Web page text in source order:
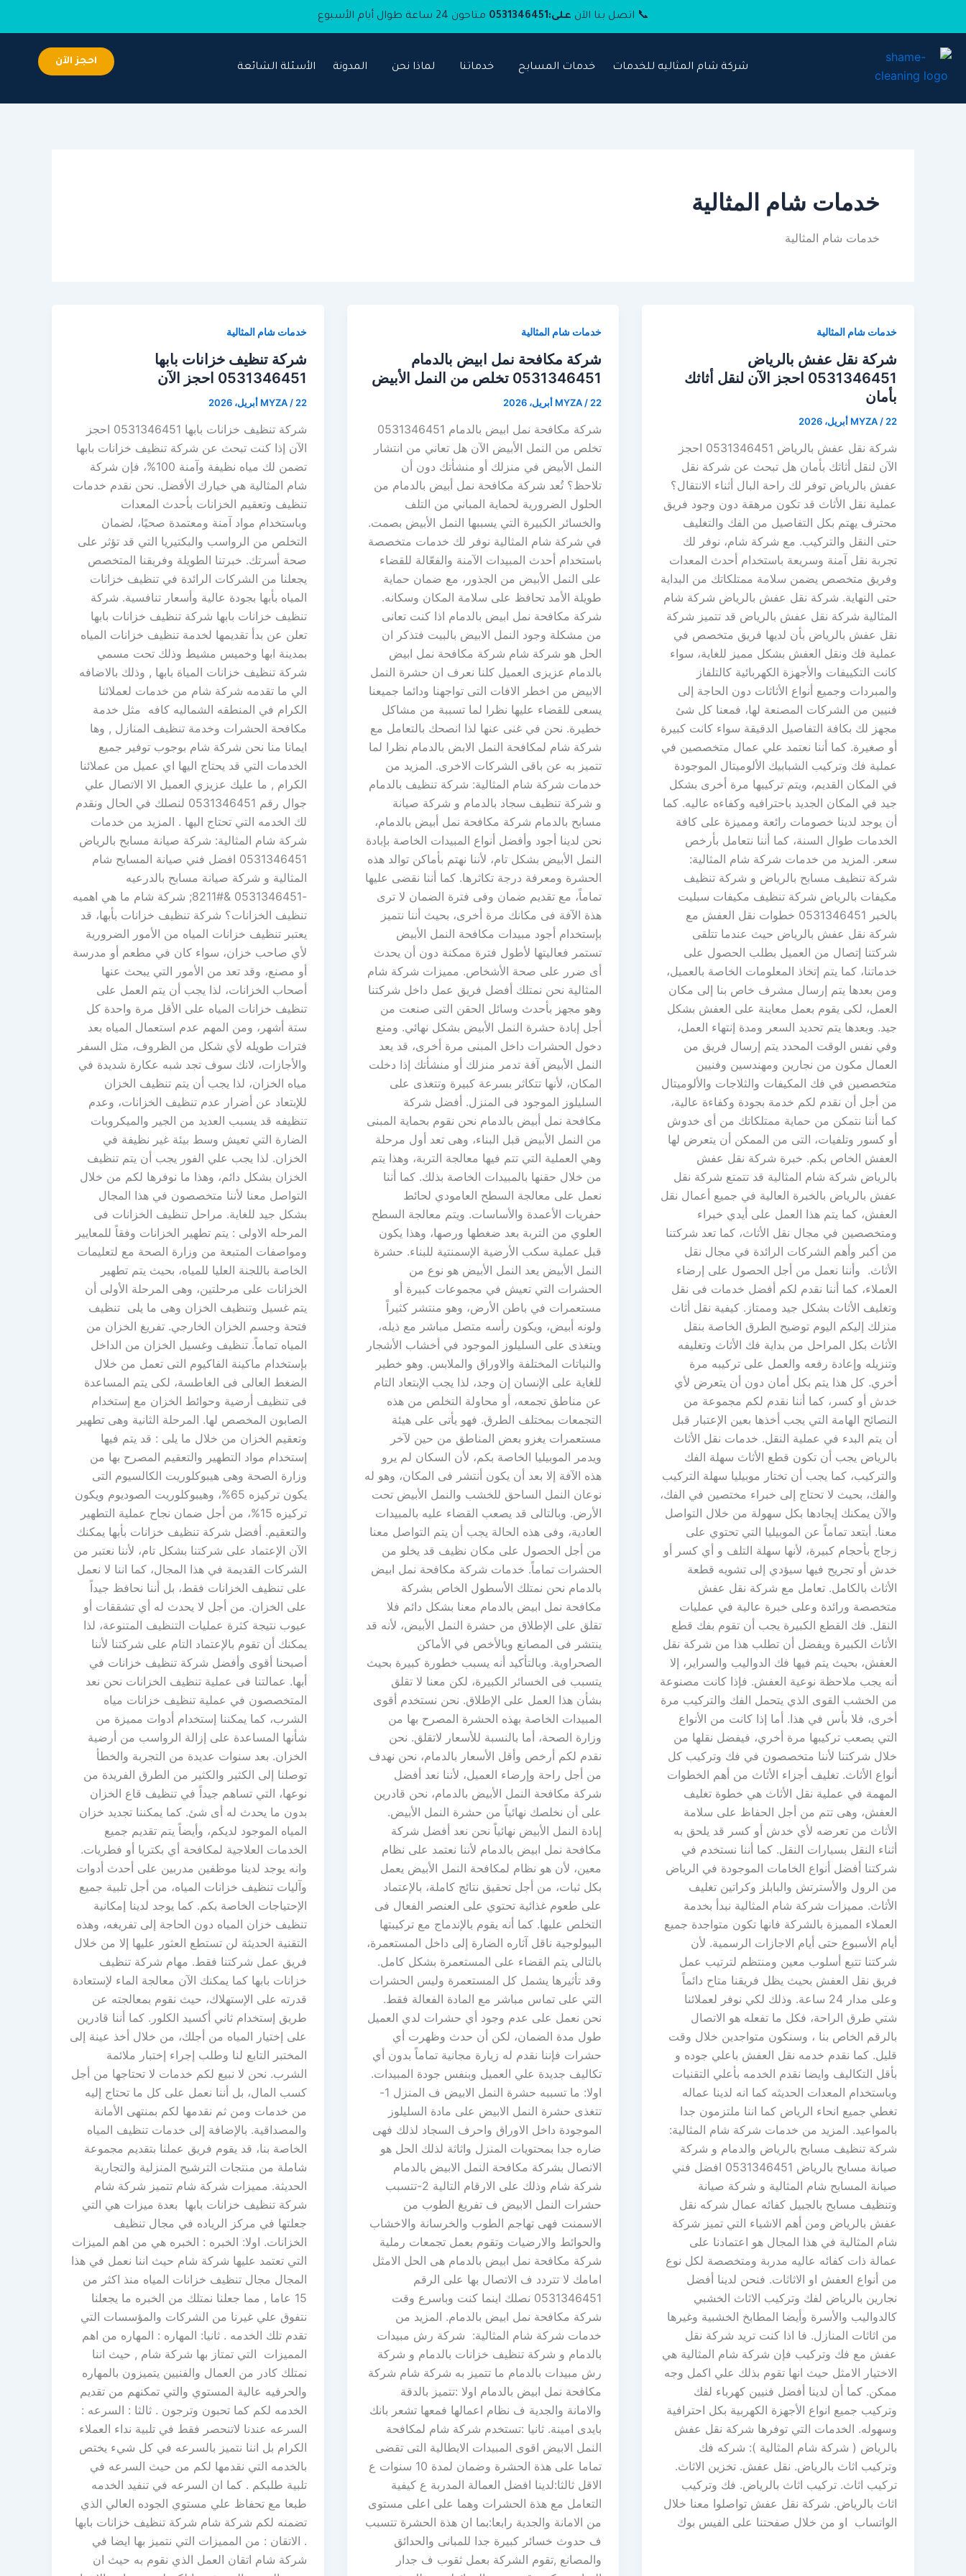
المحتوى
📞 اتصل بنا الآن على:0531346451 متاحون 24 ساعة طوال أيام الأسبوع
شركة شام المثاليه للخدمات خدمات المسابح خدماتنا لماذا نحن المدونة الأسئلة الشائعة
احجز الآن
خدمات شام المثالية
خدمات شام المثالية
خدمات شام المثالية
شركة نقل عفش بالرياض
0531346451 احجز الآن لنقل أثاثك
بأمان
MYZA / 22 أبريل، 2026
شركة نقل عفش بالرياض 0531346451 احجز
الآن لنقل أثاثك بأمان هل تبحث عن شركة نقل
عفش بالرياض توفر لك راحة البال أثناء الانتقال؟
عملية نقل الأثاث قد تكون مرهقة دون وجود فريق
محترف يهتم بكل التفاصيل من الفك والتغليف
حتى النقل والتركيب. مع شركة شام، نوفر لك
تجربة نقل آمنة وسريعة باستخدام أحدث المعدات
وفريق متخصص يضمن سلامة ممتلكاتك من البداية
حتى النهاية. شركة نقل عفش بالرياض شركة شام
المثالية شركة نقل عفش بالرياض قد تتميز شركة
نقل عفش بالرياض بأن لديها فريق متخصص في
عملية فك ونقل العفش بشكل مميز للغاية، سواء
كانت التكييفات والأجهزة الكهربائية كالتلفاز
والمبردات وجميع أنواع الأثاثات دون الحاجة إلى
فنيين من الشركات المصنعة لها، فمعنا كل شئ
مجهز لك بكافة التفاصيل الدقيقة سواء كانت كبيرة
أو صغيرة. كما أننا نعتمد علي عمال متخصصين في
عملية فك وتركيب الشبابيك الألوميتال الموجودة
في المكان القديم، ويتم تركيبها مرة أخرى بشكل
جيد في المكان الجديد باحترافيه وكفاءه عاليه. كما
أن يوجد لدينا خصومات رائعة ومميزة على كافة
الخدمات طوال السنة، كما أننا نتعامل بأرخص
سعر. المزيد من خدمات شركة شام المثالية:
شركة تنظيف مسابح بالرياض و شركة تنظيف
مكيفات بالرياض شركة تنظيف مكيفات سبليت
بالخبر 0531346451 خطوات نقل العفش مع
شركة نقل عفش بالرياض حيث عندما تتلقى
شركتنا إتصال من العميل بطلب الحصول على
خدماتنا، كما يتم إتخاذ المعلومات الخاصة بالعميل،
ومن بعدها يتم إرسال مشرف خاص بنا إلى مكان
العمل، لكى يقوم بعمل معاينة على العفش بشكل
جيد. وبعدها يتم تحديد السعر ومدة إنتهاء العمل،
وفي نفس الوقت المحدد يتم إرسال فريق من
العمال مكون من نجارين ومهندسين وفنيين
متخصصين في فك المكيفات والثلاجات والألوميتال
من أجل أن نقدم لكم خدمة بجودة وكفاءة عالية،
كما أننا نتمكن من حماية ممتلكاتك من أى خدوش
أو كسور وتلفيات، التى من الممكن أن يتعرض لها
العفش الخاص بكم. خبرة شركة نقل عفش
بالرياض شركة شام المثالية قد تتمتع شركة نقل
عفش بالرياض بالخبرة العالية في جميع أعمال نقل
العفش، كما يتم هذا العمل على أيدي خبراء
ومتخصصين في مجال نقل الأثاث، كما تعد شركتنا
من أكبر وأهم الشركات الرائدة في مجال نقل
الأثاث. وأننا نعمل من أجل الحصول على إرضاء
العملاء، كما أننا نقدم لكم أفضل خدمات فى نقل
وتغليف الأثاث بشكل جيد وممتاز. كيفية نقل أثاث
منزلك إليكم اليوم توضيح الطرق الخاصة بنقل
الأثاث بكل المراحل من بداية فك الأثاث وتغليفه
وتنزيله وإعادة رفعه والعمل على تركيبه مرة
أخري. كل هذا يتم بكل أمان دون أن يتعرض لأي
خدش أو كسر، كما أننا نقدم لكم مجموعة من
النصائح الهامة التي يجب أخذها بعين الإعتبار قبل
أن يتم البدء في عملية النقل. خدمات نقل الأثاث
بالرياض يجب أن تكون قطع الأثاث سهلة الفك
والتركيب، كما يجب أن تختار موبيليا سهلة التركيب
والفك، بحيث لا تحتاج إلى خبراء مختصين في الفك،
والآن يمكنك إيجادها بكل سهولة من خلال التواصل
معنا. أبتعد تماماً عن الموبيليا التي تحتوي على
زجاج بأحجام كبيرة، لأنها سهلة التلف و أي كسر أو
خدش أو تجريح فيها سيؤدي إلى تشويه قطعة
الأثاث بالكامل. تعامل مع شركة نقل عفش
متخصصة ورائدة وعلى خبرة عالية في عمليات
النقل. فك القطع الكبيرة يجب أن تقوم بفك قطع
الأثاث الكبيرة ويفضل أن تطلب هذا من شركة نقل
العفش، بحيث يتم فيها فك الدواليب والسراير، إلا
أنه يجب ملاحظة نوعية العفش. فإذا كانت مصنوعة
من الخشب القوى الذي يتحمل الفك والتركيب مرة
أخرى، فلا بأس في هذا. أما إذا كانت من الأنواع
التي يصعب تركيبها مرة أخري، فيفضل نقلها من
خلال شركتنا لأننا متخصصون في فك وتركيب كل
أنواع الأثاث. تغليف أجزاء الأثاث من أهم الخطوات
المهمة في عملية نقل الأثاث هي خطوة تغليف
العفش، وهى تتم من أجل الحفاظ على سلامة
الأثاث من تعرضه لأي خدش أو كسر قد يلحق به
أثناء النقل بسيارات النقل. كما أننا نستخدم في
شركتنا أفضل أنواع الخامات الموجودة في الرياض
من الرول والأسترتش والبابلز وكراتين تغليف
الأثاث. مميزات شركة شام المثالية نبدأ بخدمة
العملاء المميزة بالشركة فانها تكون متواجدة جميع
أيام الأسبوع حتى أيام الاجازات الرسمية. لأن
شركتنا تتبع أسلوب معين ومنتظم لترتيب عمل
فريق نقل العفش بحيث يظل فريقنا متاح دائماً
وعلى مدار 24 ساعة. وذلك لكي نوفر لعملائنا
شتي طرق الراحة، فكل ما تفعله هو الاتصال
بالرقم الخاص بنا ، وسنكون متواجدين خلال وقت
قليل. كما نقدم خدمه نقل العفش باعلي جوده و
بأقل التكاليف وايضا نقدم الخدمه بأعلي التقنيات
وباستخدام المعدات الحديثه كما انه لدينا عماله
تغطي جميع انحاء الرياض كما اننا ملتزمون جدا
بالمواعيد. المزيد من خدمات شركة شام المثالية:
شركة تنظيف مسابح بالرياض والدمام و شركة
صيانة مسابح بالرياض 0531346451 افضل فني
صيانة المسابح شام المثالية و شركة صيانة
وتنظيف مسابح بالجبيل كفائه عمال شركه نقل
عفش بالرياض ومن أهم الاشياء التي تميز شركة
شام المثالية في هذا المجال هو اعتمادنا على
عمالة ذات كفائه عاليه مدربة ومتخصصة لكل نوع
من أنواع العفش او الاثاثات. فنحن لدينا أفضل
نجارين بالرياض لفك وتركيب الاثاث الخشبي
كالدواليب والأسرة وأيضا المطابخ الخشبية وغيرها
من اثاثات المنازل. فا اذا كنت تريد شركة نقل
عفش مع فك وتركيب فإن شركة شام المثالية هي
الاختيار الامثل حيث انها تقوم بذلك علي اكمل وجه
ممكن. كما أن لدينا أفضل فنيين كهرباء لفك
وتركيب جميع انواع الأجهزة الكهربية بكل احترافية
وسهوله. الخدمات التي توفرها شركة نقل عفش
بالرياض ( شركة شام المثالية ): شركه فك
وتركيب اثاث بالرياض. نقل عفش. تخزين الاثاث.
تركيب اثاث. تركيب اثاث بالرياض. فك وتركيب
اثاث بالرياض. شركة نقل عفش تواصلوا معنا خلال
الواتساب او من خلال صفحتنا على الفيس بوك
خدمات شام المثالية
شركة مكافحة نمل ابيض بالدمام
0531346451 تخلص من النمل الأبيض
MYZA / 22 أبريل، 2026
شركة مكافحة نمل ابيض بالدمام 0531346451
تخلص من النمل الأبيض الآن هل تعاني من انتشار
النمل الأبيض في منزلك أو منشأتك دون أن
تلاحظ؟ تُعد شركة مكافحة نمل أبيض بالدمام من
الحلول الضرورية لحماية المباني من التلف
والخسائر الكبيرة التي يسببها النمل الأبيض بصمت.
في شركة شام المثالية نوفر لك خدمات متخصصة
باستخدام أحدث المبيدات الآمنة والفعّالة للقضاء
على النمل الأبيض من الجذور، مع ضمان حماية
طويلة الأمد تحافظ على سلامة المكان وسكانه.
شركة مكافحة نمل ابيض بالدمام اذا كنت تعانى
من مشكلة وجود النمل الابيض بالبيت فتذكر ان
الحل هو شركة شام شركة مكافحة نمل ابيض
بالدمام عزيزى العميل كلنا نعرف ان حشرة النمل
الابيض من اخطر الافات التى تواجهنا ودائما جميعنا
يسعى للقضاء عليها نظرا لما تسببة من مشاكل
خطيرة. نحن في غنى عنها لذا انصحك بالتعامل مع
شركة شام لمكافحة النمل الابض بالدمام نظرا لما
تتميز به عن باقى الشركات الاخرى. المزيد من
خدمات شركة شام المثالية: شركة تنظيف بالدمام
و شركة تنظيف سجاد بالدمام و شركة صيانة
مسابح بالدمام شركة مكافحة نمل أبيض بالدمام،
نحن لدينا أجود وأفضل أنواع المبيدات الخاصة بإبادة
النمل الأبيض بشكل تام، لأننا نهتم بأماكن توالد هذه
الحشرة ومعرفة درجة تكاثرها. كما أننا نقضى عليها
تماماً، مع تقديم ضمان وفى فترة الضمان لا ترى
هذة الآفة فى مكانك مرة أخرى، بحيث أننا نتميز
بإستخدام أجود مبيدات مكافحة النمل الأبيض
تستمر فعاليتها لأطول فترة ممكنة دون أن يحدث
أى ضرر على صحة الأشخاص. مميزات شركة شام
المثالية نحن نمتلك أفضل فريق عمل داخل شركتنا
وهو مجهز بأحدث وسائل الحقن التى صنعت من
أجل إبادة حشرة النمل الأبيض بشكل نهائي. ومنع
دخول الحشرات داخل المبنى مرة أخرى، قد يعد
النمل الأبيض آفة تدمر منزلك أو منشأتك إذا دخلت
المكان، لأنها تتكاثر بسرعة كبيرة وتتغذى على
السليلوز الموجود فى المنزل. أفضل شركة
مكافحة نمل أبيض بالدمام نحن نقوم بحماية المبنى
من النمل الأبيض قبل البناء، وهى تعد أول مرحلة
وهي العملية التي تتم فيها معالجة التربة، وهذا يتم
من خلال حقنها بالمبيدات الخاصة بذلك. كما أننا
نعمل على معالجة السطح العامودي لحائط
حفريات الأعمدة والأساسات. ويتم معالجة السطح
العلوي من التربة بعد ضغطها ورصها، وهذا يكون
قبل عملية سكب الأرضية الإسمنتية للبناء. حشرة
النمل الأبيض يعد النمل الأبيض هو نوع من
الحشرات التي تعيش في مجموعات كبيرة أو
مستعمرات في باطن الأرض، وهو منتشر كثيراً
ولونه أبيض، ويكون رأسه متصل مباشر مع ذيله،
ويتغذى على السليلوز الموجود في أخشاب الأشجار
والنباتات المختلفة والاوراق والملابس. وهو خطير
للغاية على الإنسان إن وجد، لذا يجب الإبتعاد التام
عن مناطق تجمعه، أو محاولة التخلص من هذه
التجمعات بمختلف الطرق. فهو يأتى على هيئة
مستعمرات يغزو بعض المناطق من حين لآخر
ويدمر الموبيليا الخاصة بكم، لأن السكان لم يرو
هذه الآفة إلا بعد أن يكون أنتشر فى المكان، وهو له
نوعان النمل الساحق للخشب والنمل الأبيض تحت
الأرض. وبالتالى قد يصعب القضاء عليه بالمبيدات
العادية، وفى هذه الحالة يجب أن يتم التواصل معنا
من أجل الحصول على مكان نظيف قد يخلو من
الحشرات تماماً. خدمات شركة مكافحة نمل ابيض
بالدمام نحن نمتلك الأسطول الخاص بشركة
مكافحة نمل ابيض بالدمام معنا بشكل دائم فلا
تقلق على الإطلاق من حشرة النمل الأبيض، لأنه قد
ينتشر فى المصانع وبالأخص في الأماكن
الصحراوية. وبالتأكيد أنه يسبب خطورة كبيرة بحيث
يتسبب فى الخسائر الكبيرة، لكن معنا لا تقلق
بشأن هذا العمل على الإطلاق. نحن نستخدم أقوى
المبيدات الخاصة بهذه الحشرة المصرح بها من
وزارة الصحة، أما بالنسبة للأسعار لاتقلق. نحن
نقدم لكم أرخص وأقل الأسعار بالدمام، نحن نهدف
من أجل راحة وإرضاء العميل، لأننا نعد أفضل
شركة مكافحة النمل الأبيض بالدمام، نحن قادرين
على أن نخلصك نهائياً من حشرة النمل الأبيض.
إبادة النمل الأبيض نهائياً نحن نعد أفضل شركة
مكافحة نمل ابيض بالدمام لأننا نعتمد على نظام
معين، لأن هو نظام لمكافحة النمل الأبيض يعمل
بكل ثبات، من أجل تحقيق نتائج كاملة، بالإعتماد
على طعوم غذائية تحتوي على العنصر الفعال فى
التخلص عليها. كما أنه يقوم بالإندماج مع تركيبتها
البيولوجية ناقل آثاره الضارة إلى داخل المستعمرة،
بالتالى يتم القضاء على المستعمرة بشكل كامل.
وقد تأثيرها يشمل كل المستعمرة وليس الحشرات
التي على تماس مباشر مع المادة الفعالة فقط.
نحن نعمل على عدم وجود أي حشرات لدي العميل
طول مدة الضمان، لكن أن حدث وظهرت أي
حشرات فإننا نقدم له زيارة مجانية تماماً بدون أي
تكاليف جديدة علي العميل وبنفس جودة المبيدات.
اولا: ما تسببه حشرة النمل الابيض ف المنزل 1-
تتغذى حشرة النمل الابيض على مادة السليلوز
الموجودة داخل الاوراق واحرف السجاد لذلك فهى
ضاره جدا بمحتويات المنزل واثاثة لذلك الحل هو
الاتصال بشركة مكافحة النمل الابيض بالدمام
شركة شام وذلك على الارقام التالية 2-تتسبب
حشرات النمل الابيض ف تفريغ الطوب من
الاسمنت فهى تهاجم الطوب والخرسانة والاخشاب
والحوائط والارضيات وتقوم بعمل تجمعات رملية
شركة مكافحة نمل ابيض بالدمام هى الحل الامثل
امامك لا تتردد ف الاتصال بها على الرقم
0531346451 نصلك اينما كنت وباسرع وقت
شركة مكافحة نمل ابيض بالدمام. المزيد من
خدمات شركة شام المثالية: شركة رش مبيدات
بالدمام و شركة تنظيف خزانات بالدمام و شركة
رش مبيدات بالدمام ما تتميز به شركة شام شركة
مكافحة نمل ابيض بالدمام اولا :تتميز بالدقة
والامانة والجدية ف نظام اعمالها فمعها تشعر بانك
بايدى امينة. ثانيا :تستخدم شركة شام لمكافحة
النمل الابيض اقوى المبيدات الايطالية التى تقضى
تماما على هذة الحشرة وضمان لمدة 10 سنوات ع
الاقل ثالثا:لدينا افضل العمالة المدربة ع كيفية
التعامل مع هذة الحشرات وهما على اعلى مستوى
من الامانة والجدية رابعا:بما ان هذة الحشرة تتسبب
ف حدوث خسائر كبيرة جدا للمبانى والحدائق
والمصانع ,تقوم الشركة بعمل ثقوب ف جدار
خدمات شام المثالية
شركة تنظيف خزانات بابها
0531346451 احجز الآن
MYZA / 22 أبريل، 2026
شركة تنظيف خزانات بابها 0531346451 احجز
الآن إذا كنت تبحث عن شركة تنظيف خزانات بابها
تضمن لك مياه نظيفة وآمنة 100%، فإن شركة
شام المثالية هي خيارك الأفضل. نحن نقدم خدمات
تنظيف وتعقيم الخزانات بأحدث المعدات
وباستخدام مواد آمنة ومعتمدة صحيًا، لضمان
التخلص من الرواسب والبكتيريا التي قد تؤثر على
صحة أسرتك. خبرتنا الطويلة وفريقنا المتخصص
يجعلنا من الشركات الرائدة في تنظيف خزانات
المياه بأبها بجودة عالية وأسعار تنافسية. شركة
تنظيف خزانات بابها شركة تنظيف خزانات بابها
تعلن عن بدأ تقديمها لخدمة تنظيف خزانات المياه
بمدينة ابها وخميس مشيط وذلك تحت مسمي
شركة تنظيف خزانات المياة بابها , وذلك بالاضافه
الي ما تقدمه شركة شام من خدمات لعملائنا
الكرام في المنطقه الشماليه كافه مثل خدمة
مكافحة الحشرات وخدمة تنظيف المنازل , وها
ايمانا منا نحن شركة شام بوجوب توفير جميع
الخدمات التي قد يحتاج اليها اي عميل من عملائنا
الكرام , ما عليك عزيزي العميل الا الاتصال علي
جوال رقم 0531346451 لنصلك في الحال ونقدم
لك الخدمه التي تحتاج اليها . المزيد من خدمات
شركة شام المثالية: شركة صيانة مسابح بالرياض
0531346451 افضل فني صيانة المسابح شام
المثالية و شركة صيانة مسابح بالدرعيه
-0531346451 &#8211; شركة شام ما هي اهميه
تنظيف الخزانات؟ شركة تنظيف خزانات بأبها، قد
يعتبر تنظيف خزانات المياه من الأمور الضرورية
لأي صاحب خزان، سواء كان في مطعم أو مدرسة
أو مصنع، وقد تعد من الأمور التي يبحث عنها
أصحاب الخزانات، لذا يجب أن يتم العمل على
تنظيف خزانات المياه على الأقل مرة واحدة كل
ستة أشهر، ومن المهم عدم استعمال المياه بعد
فترات طويله لأي شكل من الظروف، مثل السفر
والأجازات، لانك سوف تجد شبه عكارة شديدة في
مياه الخزان، لذا يجب أن يتم تنظيف الخزان
للإبتعاد عن أضرار عدم تنظيف الخزانات، وعدم
تنظيفه قد يسبب العديد من الجير والميكروبات
الضارة التي تعيش وسط بيئة غير نظيفة في
الخزان. لذا يجب علي الفور يجب أن يتم تنظيف
الخزان بشكل دائم، وهذا ما نوفرها لكم من خلال
التواصل معنا لأننا متخصصون في هذا المجال
بشكل جيد للغاية. مراحل تنظيف الخزانات فى
المرحله الاولى : يتم تطهير الخزانات وفقاً للمعايير
ومواصفات المتبعة من وزارة الصحة مع لتعليمات
الخاصة باللجنة العليا للمياه، بحيث يتم تطهير
الخزانات على مرحلتين، وهى المرحلة الأولى أن
يتم غسيل وتنظيف الخزان وهى ما يلى تنظيف
فتحة وجسم الخزان الخارجي. تفريغ الخزان من
المياه تماماً. تنظيف وغسيل الخزان من الداخل
بإستخدام ماكينة الفاكيوم التى تعمل من خلال
الضغط العالى فى الغاطسة، لكى يتم المساعدة
فى تنظيف أرضية وحوائط الخزان مع إستخدام
الصابون المخصص لها. المرحلة الثانية وهى تطهير
وتعقيم الخزان من خلال ما يلى : قد يتم فيها
إستخدام مواد التطهير والتعقيم المصرح بها من
وزارة الصحة وهى هيبوكلوريت الكالسيوم التى
يكون تركيزه 65%، وهيبوكلوريت الصوديوم ويكون
تركيزه 15%، من أجل ضمان نجاح عملية التطهير
والتعقيم. أفضل شركة تنظيف خزانات بأبها يمكنك
الآن الإعتماد على شركتنا بشكل تام، لأننا نعتبر من
الشركات القديمة في هذا المجال، كما اننا لا نعمل
على تنظيف الخزانات فقط، بل أننا نحافظ جيداً
على الخزان. من أجل لا يحدث له أي تشققات أو
عيوب نتيجة كثرة عمليات التنظيف المتنوعة، لذا
يمكنك أن تقوم بالإعتماد التام على شركتنا لأننا
أصبحنا أقوى وأفضل شركة تنظيف خزانات في
أبها. عمالتنا فى عملية تنظيف الخزانات نحن نعد
المتخصصون في عملية تنظيف خزانات مياه
الشرب، كما يمكننا إستخدام أدوات مميزة من
شأنها المساعدة على إزالة الرواسب من أرضية
الخزان. بعد سنوات عديدة من التجربة والخطأ
توصلنا إلى الكثير والكثير من الطرق الفريدة من
نوعها، التي تساهم جيداً في تنظيف قاع الخزان
بدون ما يحدث له أى شئ. كما يمكننا تجديد خزان
المياه الموجود لديكم، وأيضاً يتم تقديم جميع
الخدمات العلاجية لمكافحة أي بكتريا أو فطريات.
وانه يوجد لدينا موظفين مدربين على أحدث أدوات
وآليات تنظيف خزانات المياه، من أجل تلبية جميع
الإحتياجات الخاصة بكم. كما يوجد لدينا إمكانية
تنظيف خزان المياه دون الحاجة إلى تفريغه، وهذه
التقنية الحديثة لن تستطع العثور عليها إلا من خلال
فريق عمل شركتنا فقط. مهام شركة تنظيف
خزانات بابها كما يمكنك الآن معالجة الماء لإستعادة
قدرته على الإستهلاك، حيث نقوم بمعالجته عن
طريق إستخدام ثاني أكسيد الكلور. كما أننا قادرين
على إختيار المياه من أجلك، من خلال أخذ عينة إلى
المختبر التابع لنا وطلب إجراء إختبار ملائمة
الشرب. نحن لا نبيع لكم خدمات لا تحتاجها من أجل
كسب المال، بل أننا نعمل على كل ما تحتاج إليه
من خدمات ومن ثم نقدمها لكم بمنتهى الأمانة
والمصداقية. بالإضافة إلى خدمات تنظيف المياه
الخاصة بنا، قد يقوم فريق عملنا بتقديم مجموعة
شاملة من منتجات الترشيح المنزلية والتجارية
الحديثة. مميزات شركة شام تتميز شركة شام
شركة تنظيف خزانات بابها بعدة ميزات هي التي
جعلتها في مركز الرياده في مجال تنظيف
الخزانات. اولا: الخبره : الخبره هي من اهم الميزات
التي تعتمد عليها شركة شام حيث اننا نعمل في هذا
المجال مجال تنظيف خزانات المياه منذ اكثر من
15 عاما , مما جعلنا نمتلك من الخبره ما يجعلنا
نتفوق علي غيرنا من الشركات والمؤسسات التي
تقدم تلك الخدمه . ثانيا: المهاره : المهاره من اهم
المميزات التي تمتاز بها شركة شام , حيث اننا
نمتلك كادر من العمال والفنيين يتميزون بالمهاره
والحرفيه عالية المستوي والتي تمكنهم من تقديم
الخدمه لكم كما تحبون وترجون . ثالثا : السرعه :
السرعه عندنا لاتنحصر فقط في تلبية نداء العملاء
الكرام بل اننا نتميز بالسرعه في كل شيء يختص
بالخدمه التي نقدمها لكم من حيث السرعه في
تلبية طلبكم . كما ان السرعه في تنفيد الخدمه
طبعا مع تحفاظ علي مستوي الجوده العالي الذي
تضمنه لكم شركة شام شركة تنظيف خزانات بابها
. الاتقان : من المميزات التي نتميز بها ايضا في
شركة شام اتقان العمل الذي نقوم به حيث ان